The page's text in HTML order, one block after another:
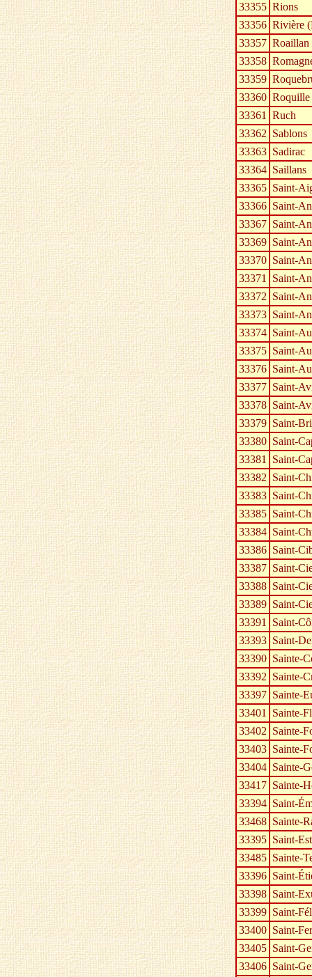
33355 Rions
33356 Rivière
33357 Roaillan
33358
33359
33360
33361 Ruch
33362 Sablons
33363 Sadirac
33364 Saillans
33365 Saint-
33366 Saint-
33367 Saint-
33369 Saint-
33370 Saint-
33371 Saint-
33372 Saint-
33373 Saint-
33374 Saint-
33375 Saint-
33376 Saint-
33377 Saint-
33378 Saint-
33379 Saint-
33380 Saint-
33381 Saint-
33382 Saint-
33383 Saint-
33385 Saint-
33384 Saint-
33386 Saint-
33387 Saint-
33388 Saint-
33389 Saint-
33391 Saint-
33393 Saint-
33390 Sainte-
33392 Sainte-
33397 Sainte-
33401 Sainte-
33402 Sainte-
33403 Sainte-
33404 Sainte-
33417 Sainte-
33394 Saint-
33468 Sainte-
33395 Saint-
33485 Sainte-
33396 Saint-
33398 Saint-
33399 Saint-
33400 Saint-
33405 Saint-
33406 Saint-